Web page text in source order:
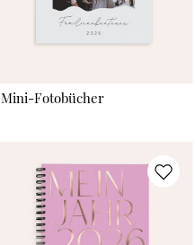
Mini-Fotobücher